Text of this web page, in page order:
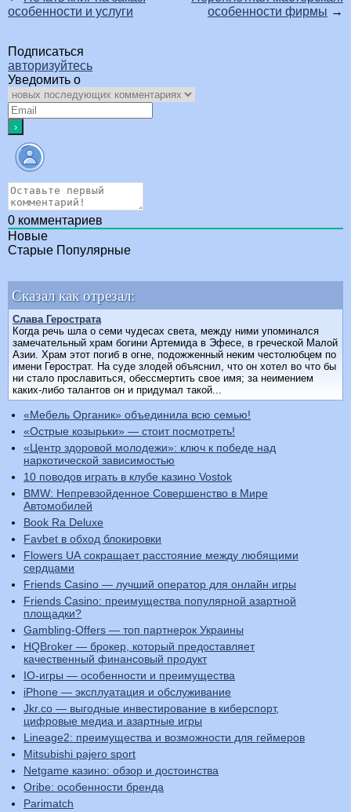
особенности и услуги
особенности фирмы →
Подписаться
авторизуйтесь
Уведомить о
0 комментариев
Новые
Старые Популярные
Сказал как отрезал:
Слава Герострата
Когда речь шла о семи чудесах света, между ними упоминался
замечательный храм богини Артемида в Эфесе, в греческой Малой
Азии. Храм этот погиб в огне, подожженный неким честолюбцем по
имени Герострат. На суде злодей объяснил, что он хотел во что бы
ни стало прославиться, обессмертить свое имя; за неимением
каких-либо талантов он и придумал такой...
«Мебель Органик» объединила всю семью!
«Острые козырьки» — стоит посмотреть!
«Центр здоровой молодежи»: ключ к победе над
наркотической зависимостью
10 поводов играть в клубе казино Vostok
BMW: Непревзойденное Совершенство в Мире
Автомобилей
Book Ra Deluxe
Favbet в обход блокировки
Flowers UA сокращает расстояние между любящими
сердцами
Friends Casino — лучший оператор для онлайн игры
Friends Casino: преимущества популярной азартной
площадки?
Gambling-Offers — топ партнерок Украины
HQBroker — брокер, который предоставляет
качественный финансовый продукт
IO-игры — особенности и преимущества
iPhone — эксплуатация и обслуживание
Jkr.co — выгодные инвестирование в киберспорт,
цифровые медиа и азартные игры
Lineage2: преимущества и возможности для геймеров
Mitsubishi pajero sport
Netgame казино: обзор и достоинства
Oribe: особенности бренда
Parimatch